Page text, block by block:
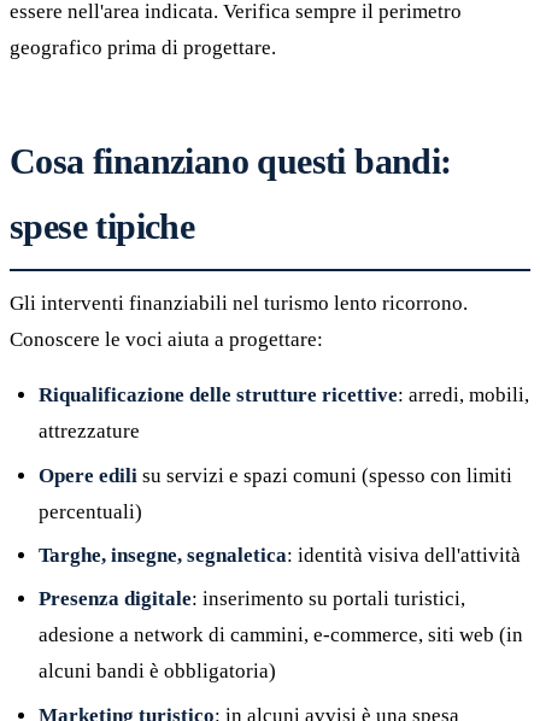
essere nell'area indicata. Verifica sempre il perimetro
geografico prima di progettare.
Cosa finanziano questi bandi:
spese tipiche
Gli interventi finanziabili nel turismo lento ricorrono.
Conoscere le voci aiuta a progettare:
Riqualificazione delle strutture ricettive: arredi, mobili,
attrezzature
Opere edili su servizi e spazi comuni (spesso con limiti
percentuali)
Targhe, insegne, segnaletica: identità visiva dell'attività
Presenza digitale: inserimento su portali turistici,
adesione a network di cammini, e-commerce, siti web (in
alcuni bandi è obbligatoria)
Marketing turistico: in alcuni avvisi è una spesa